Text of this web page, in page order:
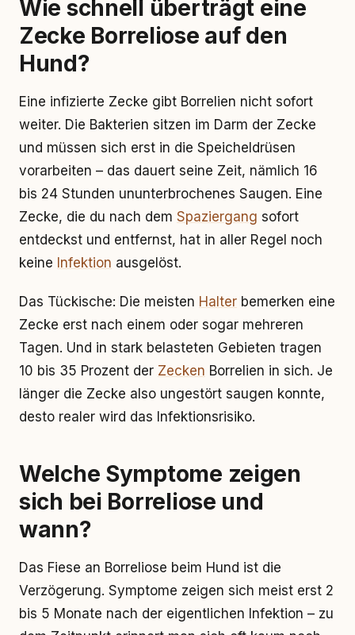
Wie schnell überträgt eine
Zecke Borreliose auf den
Hund?
Eine infizierte Zecke gibt Borrelien nicht sofort
weiter. Die Bakterien sitzen im Darm der Zecke
und müssen sich erst in die Speicheldrüsen
vorarbeiten – das dauert seine Zeit, nämlich 16
bis 24 Stunden ununterbrochenes Saugen. Eine
Zecke, die du nach dem Spaziergang sofort
entdeckst und entfernst, hat in aller Regel noch
keine Infektion ausgelöst.
Das Tückische: Die meisten Halter bemerken eine
Zecke erst nach einem oder sogar mehreren
Tagen. Und in stark belasteten Gebieten tragen
10 bis 35 Prozent der Zecken Borrelien in sich. Je
länger die Zecke also ungestört saugen konnte,
desto realer wird das Infektionsrisiko.
Welche Symptome zeigen
sich bei Borreliose und
wann?
Das Fiese an Borreliose beim Hund ist die
Verzögerung. Symptome zeigen sich meist erst 2
bis 5 Monate nach der eigentlichen Infektion – zu